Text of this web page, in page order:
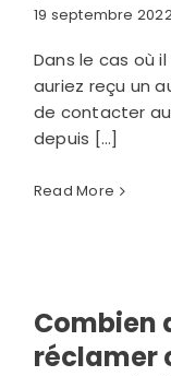
19 septembre
Dans le cas où
auriez reçu un
de contacter
depuis [...]
Read More
Combien
réclamer